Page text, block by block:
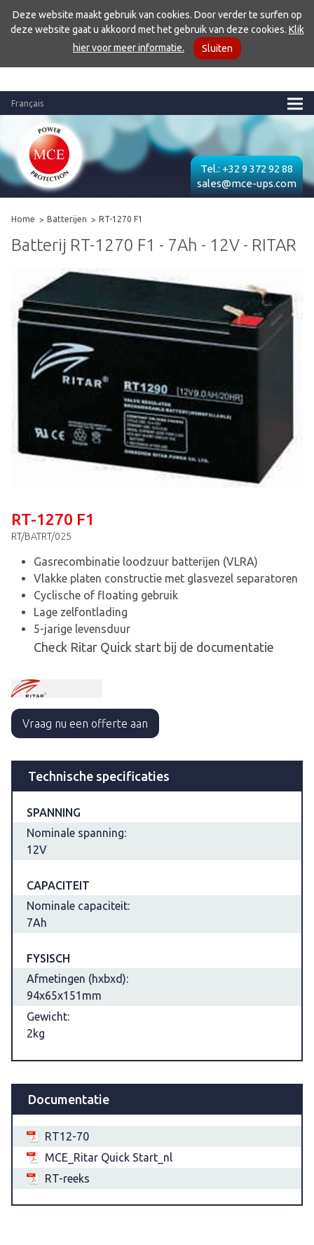
Deze website maakt gebruik van cookies. Door verder te surfen op
deze website gaat u akkoord met het gebruik van deze cookies. Klik
hier voor meer informatie.
Sluiten
Français
Tel.:+32 9 372 92 88
sales@mce-ups.com
Home Batterijen RT-1270 F1
Batterij RT-1270 F1 - 7Ah - 12V - RITAR
RT-1270 F1
RT/BATRT/025
Gasrecombinatie loodzuur batterijen (VLRA)
Vlakke platen constructie met glasvezel separatoren
Cyclische of floating gebruik
Lage zelfontlading
5-jarige levensduur
Check Ritar Quick start bij de documentatie
Vraag nu een offerte aan
Technische specificaties
SPANNING
Nominale spanning:
12V
CAPACITEIT
Nominale capaciteit:
7Ah
FYSISCH
Afmetingen (hxbxd):
94x65x151mm
Gewicht:
2kg
Documentatie
RT12-70
MCE_Ritar Quick Start_nl
RT-reeks